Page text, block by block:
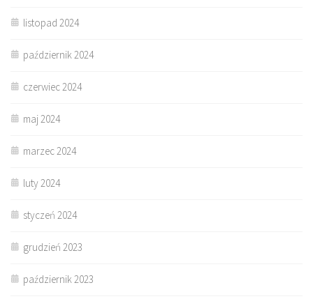
listopad 2024
październik 2024
czerwiec 2024
maj 2024
marzec 2024
luty 2024
styczeń 2024
grudzień 2023
październik 2023